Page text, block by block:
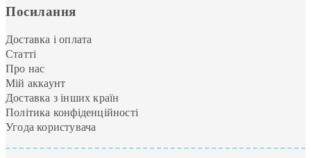
Посилання
Доставка і оплата
Статті
Про нас
Мій аккаунт
Доставка з інших країн
Політика конфіденційності
Угода користувача